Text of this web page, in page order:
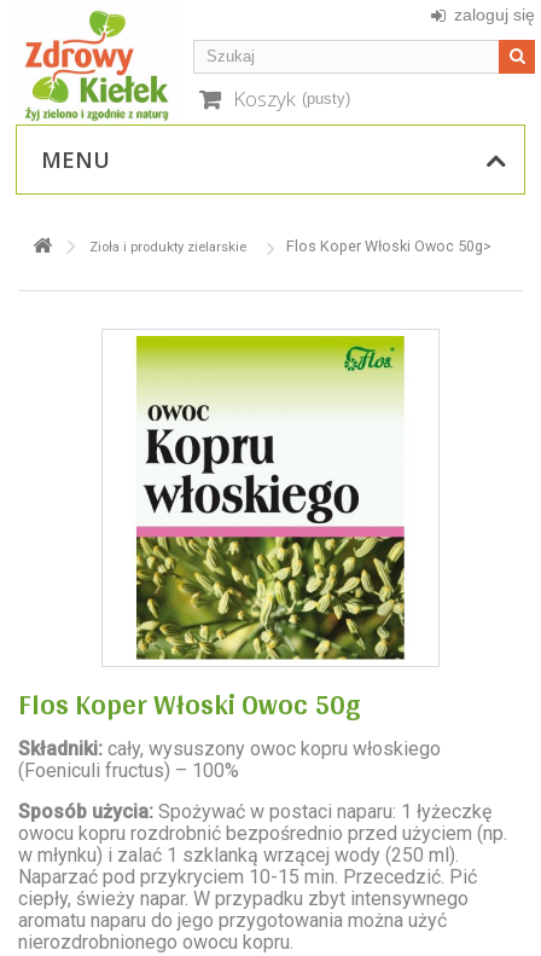
zaloguj się
Koszyk (pusty)
MENU
Zioła i produkty zielarskie Flos Koper Włoski Owoc 50g>
Flos Koper Włoski Owoc 50g
Składniki: cały, wysuszony owoc kopru włoskiego
( Foeniculi fructus) – 100%
Sposób użycia: Spożywać w postaci naparu: 1 łyżeczkę
owocu kopru rozdrobnić bezpośrednio przed użyciem (np.
w młynku) i zalać 1 szklanką wrzącej wody (250 ml).
Naparzać pod przykryciem 10-15 min. Przecedzić. Pić
ciepły, świeży napar. W przypadku zbyt intensywnego
aromatu naparu do jego przygotowania można użyć
nierozdrobnionego owocu kopru.